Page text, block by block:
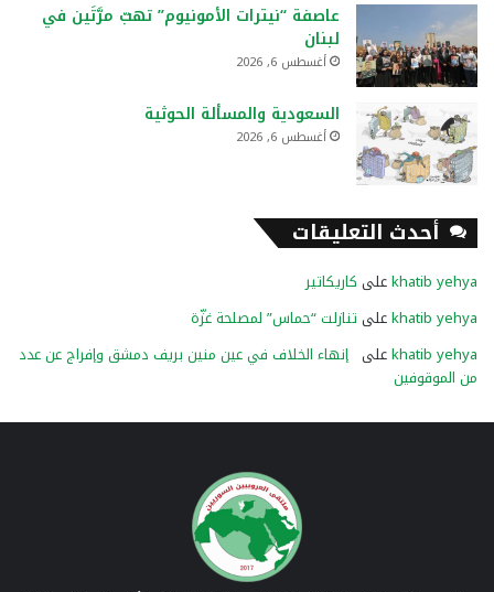
عاصفة “نيترات الأمونيوم” تهبّ مرَّتَين في
لبنان
أغسطس 6, 2026
السعودية والمسألة الحوثية
أغسطس 6, 2026
أحدث التعليقات
khatib yehyaعلى كاريكاتير
khatib yehyaعلى تنازلت “حماس” لمصلحة غزّة
khatib yehyaعلى إنهاء الخلاف في عين منين بريف دمشق وإفراج عن عدد
من الموقوفين